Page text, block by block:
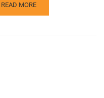
READ MORE